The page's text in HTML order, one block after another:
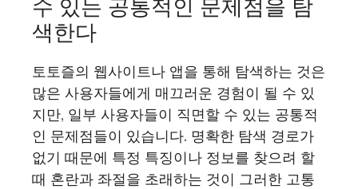
수 있는 공통적인 문제점을 탐
색한다
토토즐의 웹사이트나 앱을 통해 탐색하는 것은
많은 사용자들에게 매끄러운 경험이 될 수 있
지만, 일부 사용자들이 직면할 수 있는 공통적
인 문제점들이 있습니다. 명확한 탐색 경로가
없기 때문에 특정 특징이나 정보를 찾으려 할
때 혼란과 좌절을 초래하는 것이 그러한 고통